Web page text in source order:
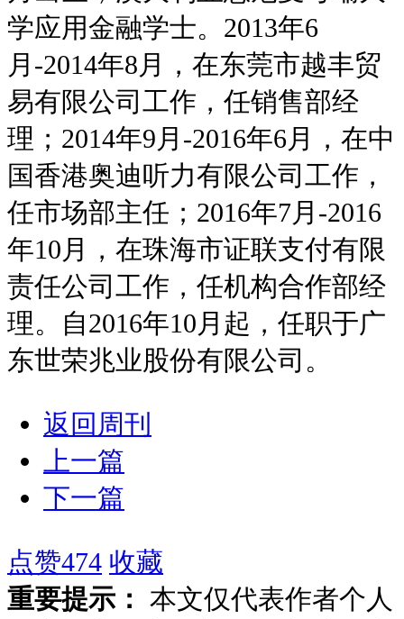
学应用金融学士。2013年6
月-2014年8月，在东莞市越丰贸
易有限公司工作，任销售部经
理；2014年9月-2016年6月，在中
国香港奥迪听力有限公司工作，
任市场部主任；2016年7月-2016
年10月，在珠海市证联支付有限
责任公司工作，任机构合作部经
理。自2016年10月起，任职于广
东世荣兆业股份有限公司。
返回周刊
上一篇
下一篇
点赞474 收藏
重要提示：
本文仅代表作者个人